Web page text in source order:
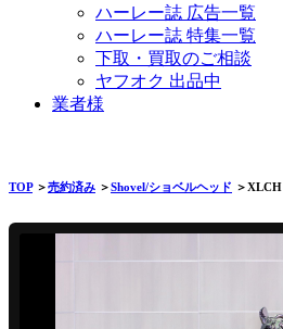
ハーレー誌 広告一覧
ハーレー誌 特集一覧
下取・買取のご相談
ヤフオク 出品中
業者様
TOP＞売約済み ＞Shovel/ショベルヘッド ＞XLCH